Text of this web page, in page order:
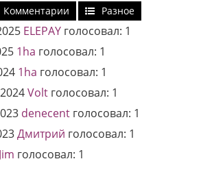
Комментарии Разное
ELEPAY голосовал: 1
1ha голосовал: 1
1ha голосовал: 1
Volt голосовал: 1
denecent голосовал: 1
Дмитрий голосовал: 1
Jim голосовал: 1